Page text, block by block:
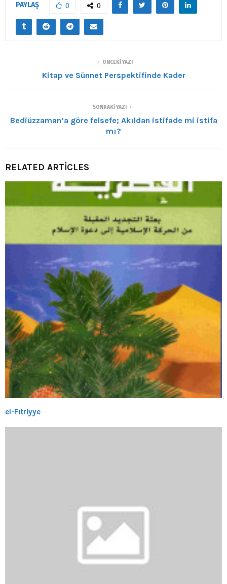
PAYLAŞ 0 0
ÖNCEKI YAZI
Kitap ve Sünnet Perspektifinde Kader
SONRAKI YAZI
Bediüzzaman’a göre felsefe; Akıldan istifade mi istifa
mı?
RELATED ARTICLES
el-Fıtriyye